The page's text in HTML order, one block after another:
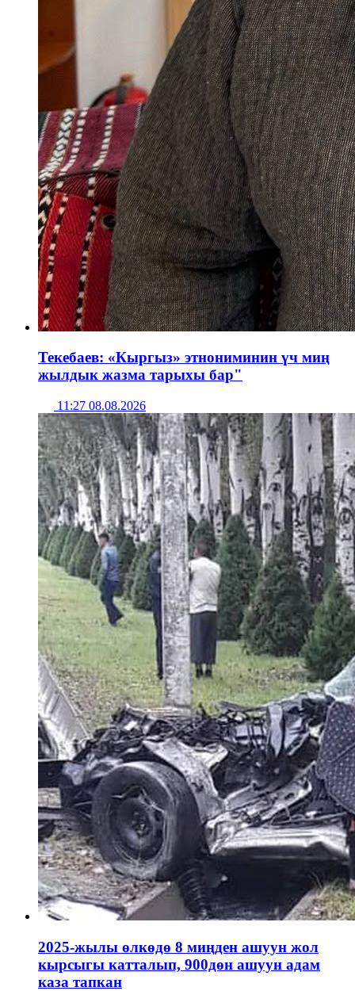
Текебаев: «Кыргыз» этнониминин үч миң
жылдык жазма тарыхы бар"
11:27 08.08.2026
2025-жылы өлкөдө 8 миңден ашуун жол
кырсыгы катталып, 900дөн ашуун адам
каза тапкан